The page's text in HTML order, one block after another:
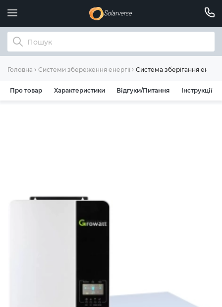
Головна Системи збереження енергії Система зберігання
Про товар Характеристики Відгуки/Питання Інструкції